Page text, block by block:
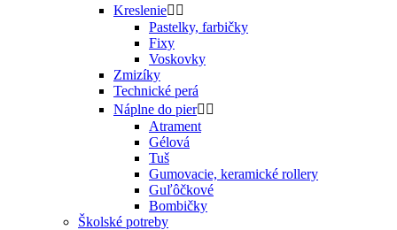
Kreslenie 
Pastelky, farbičky
Fixy
Voskovky
Zmizíky
Technické perá
Náplne do pier 
Atrament
Gélová
Tuš
Gumovacie, keramické rollery
Guľôčkové
Bombičky
Školské potreby